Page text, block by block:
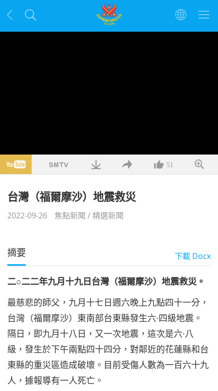
51
台灣（福爾摩沙）地震救災
2022-09-26 焦點新聞 /精選新聞
摘要 下載 Docx
二○二二年九月十九日台灣（福爾摩沙）地震救災。
最慈悲的師父，九月十七日週六晚上九點四十一分，
台灣（福爾摩沙）東南部台東縣發生六·四級地震。
隔日，即九月十八日，又一次地震，這次是六·八
級，發生於下午兩點四十四分，對鄰近的花蓮縣和台
東縣的重災區造成破壞。目前受傷人數為一百六十九
人，據報導有一人死亡。